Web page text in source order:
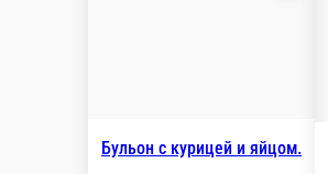
Бульон с курицей и яйцом.